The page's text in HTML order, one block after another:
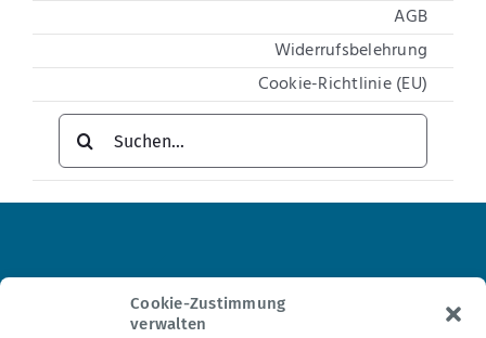
Cookie-Zustimmung
verwalten
AGB
Widerrufsbelehrung
Cookie-Richtlinie (EU)
Suche
nach: